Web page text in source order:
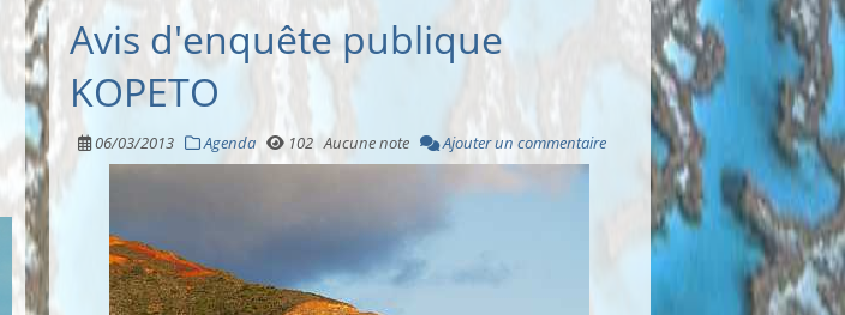
Avis d'enquête publique
KOPETO
06/03/2013 Agenda 102 Aucune note Ajouter un commentaire